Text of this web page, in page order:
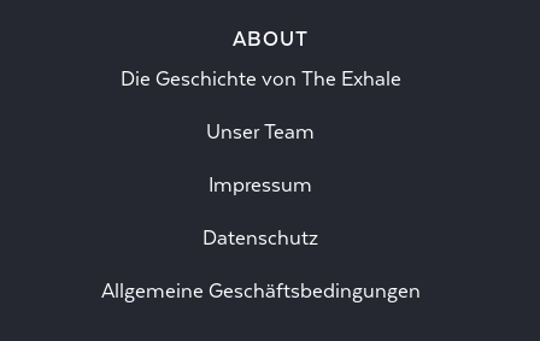
ABOUT
Die Geschichte von The Exhale
Unser Team
Impressum
Datenschutz
Allgemeine Geschäftsbedingungen